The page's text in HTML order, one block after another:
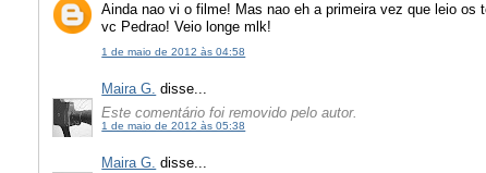
Ainda nao vi o filme! Mas nao eh a primeira vez que leio
vc Pedrao! Veio longe mlk!
1 de maio de 2012 às 04:58
Maira G. disse...
Este comentário foi removido pelo autor.
1 de maio de 2012 às 05:38
Maira G. disse...